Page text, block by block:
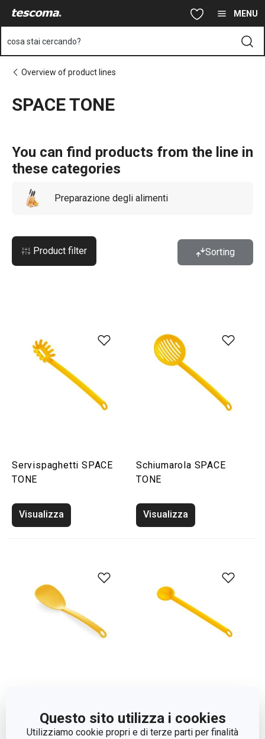
Questo sito utilizza i cookies
Utilizziamo cookie propri e di terze parti per finalità
Vai al contenuto principale MENU
cosa stai cercando?
Overview of product lines
SPACE TONE
You can find products from the line in
these categories
Preparazione degli alimenti
Product filter Sorting
Servispaghetti SPACE
TONE
Visualizza
Schiumarola SPACE
TONE
Visualizza
SPACE TONE